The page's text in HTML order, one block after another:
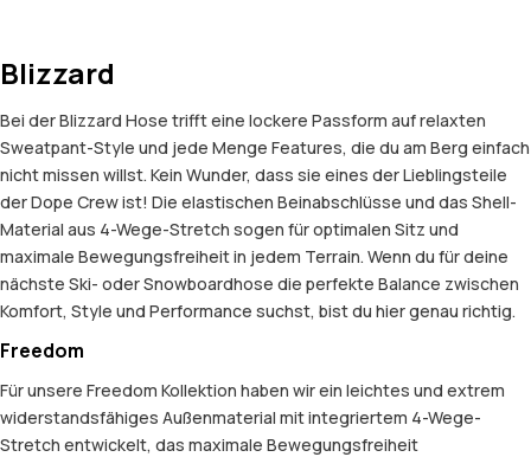
Blizzard
Bei der Blizzard Hose trifft eine lockere Passform auf relaxten
Sweatpant-Style und jede Menge Features, die du am Berg einfach
nicht missen willst. Kein Wunder, dass sie eines der Lieblingsteile
der Dope Crew ist! Die elastischen Beinabschlüsse und das Shell-
Material aus 4-Wege-Stretch sogen für optimalen Sitz und
maximale Bewegungsfreiheit in jedem Terrain. Wenn du für deine
nächste Ski- oder Snowboardhose die perfekte Balance zwischen
Komfort, Style und Performance suchst, bist du hier genau richtig.
Freedom
Für unsere Freedom Kollektion haben wir ein leichtes und extrem
widerstandsfähiges Außenmaterial mit integriertem 4-Wege-
Stretch entwickelt, das maximale Bewegungsfreiheit